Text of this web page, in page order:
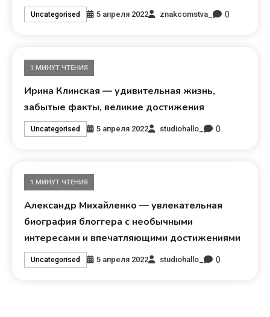
Uncategorised 5 апреля 2022 znakcomstva_ 0
1 МИНУТ ЧТЕНИЯ
Ирина Клинская — удивительная жизнь,
забытые факты, великие достижения
Uncategorised 5 апреля 2022 studiohallo_ 0
1 МИНУТ ЧТЕНИЯ
Александр Михайленко — увлекательная
биография блоггера с необычными
интересами и впечатляющими достижениями
Uncategorised 5 апреля 2022 studiohallo_ 0